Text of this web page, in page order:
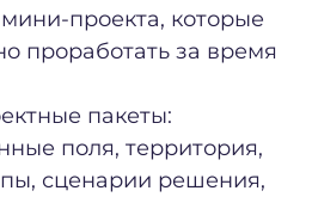
проекта, которые
проработать за время
пакеты:
поля, территория,
сценарии решения,